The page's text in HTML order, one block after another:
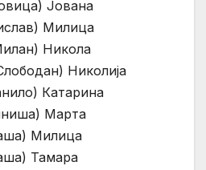
Јована
Милица
Никола
Николија
Катарина
Марта
Милица
Тамара